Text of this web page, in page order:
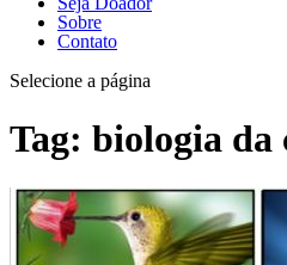
Sobre
Contato
Selecione a página
Tag: biologia da